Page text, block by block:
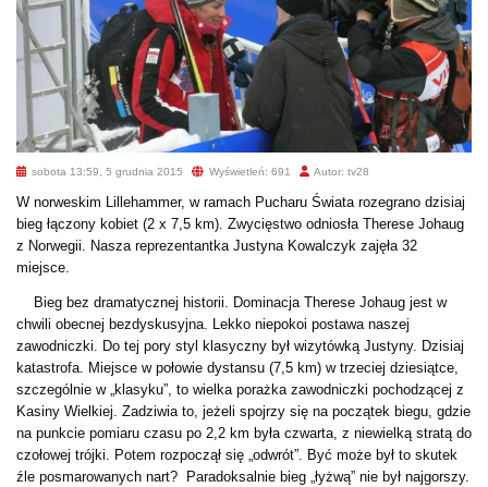
sobota 13:59, 5 grudnia 2015 Wyświetleń: 691 Autor: tv28
W norweskim Lillehammer, w ramach Pucharu Świata rozegrano dzisiaj
bieg łączony kobiet (2 x 7,5 km). Zwycięstwo odniosła Therese Johaug
z Norwegii. Nasza reprezentantka Justyna Kowalczyk zajęła 32
miejsce.
Bieg bez dramatycznej historii. Dominacja Therese Johaug jest w
chwili obecnej bezdyskusyjna. Lekko niepokoi postawa naszej
zawodniczki. Do tej pory styl klasyczny był wizytówką Justyny. Dzisiaj
katastrofa. Miejsce w połowie dystansu (7,5 km) w trzeciej dziesiątce,
szczególnie w „klasyku”, to wielka porażka zawodniczki pochodzącej z
Kasiny Wielkiej. Zadziwia to, jeżeli spojrzy się na początek biegu, gdzie
na punkcie pomiaru czasu po 2,2 km była czwarta, z niewielką stratą do
czołowej trójki. Potem rozpoczął się „odwrót”. Być może był to skutek
źle posmarowanych nart? Paradoksalnie bieg „łyżwą” nie był najgorszy.